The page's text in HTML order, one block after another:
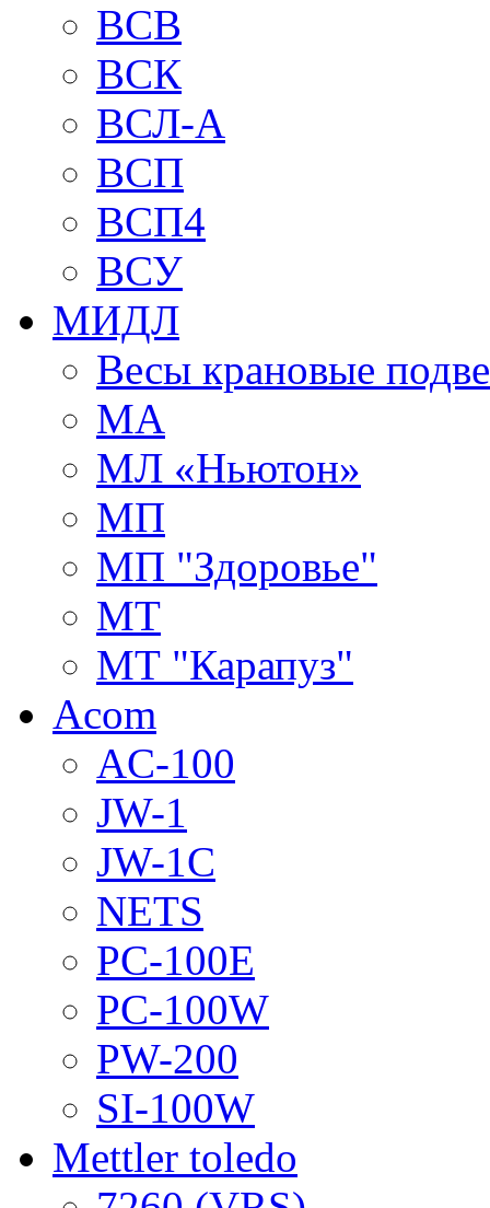
ВСВ
ВСК
ВСЛ-А
ВСП
ВСП4
ВСУ
МИДЛ
Весы крановые
МА
МЛ «Ньютон»
МП
МП "Здоровье"
МТ
МТ "Карапуз"
Acom
AC-100
JW-1
JW-1C
NETS
PC-100E
PC-100W
PW-200
SI-100W
Mettler toledo